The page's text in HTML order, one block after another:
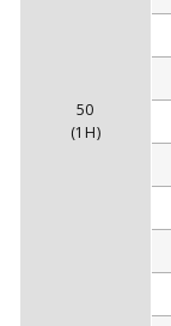
50
(1H)